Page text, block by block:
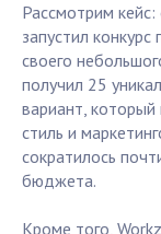
Рассмотрим
запустил
своего
получил 25
вариант,
стиль и
сократилось
бюджета.
Кроме того,